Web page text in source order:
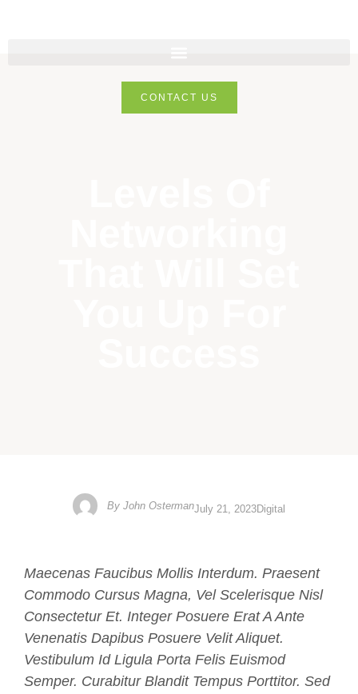
CONTACT US
By John OstermanJuly 21, 2023Digital
Maecenas Faucibus Mollis Interdum. Praesent
Commodo Cursus Magna, Vel Scelerisque Nisl
Consectetur Et. Integer Posuere Erat A Ante
Venenatis Dapibus Posuere Velit Aliquet.
Vestibulum Id Ligula Porta Felis Euismod
Semper. Curabitur Blandit Tempus Porttitor. Sed